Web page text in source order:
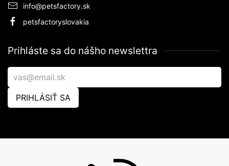
info@petsfactory.sk
petsfactoryslovakia
Prihláste sa do nášho newslettra
PRIHLÁSIŤ SA